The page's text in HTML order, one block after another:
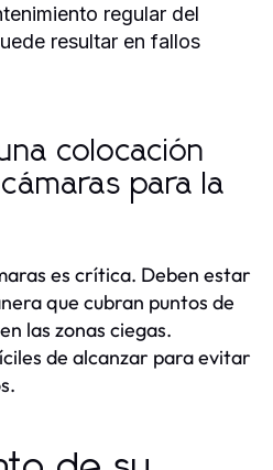
regular del
resultar en fallos
colocación
para la
es crítica. Deben estar
que cubran puntos de
las zonas ciegas.
de alcanzar para evitar